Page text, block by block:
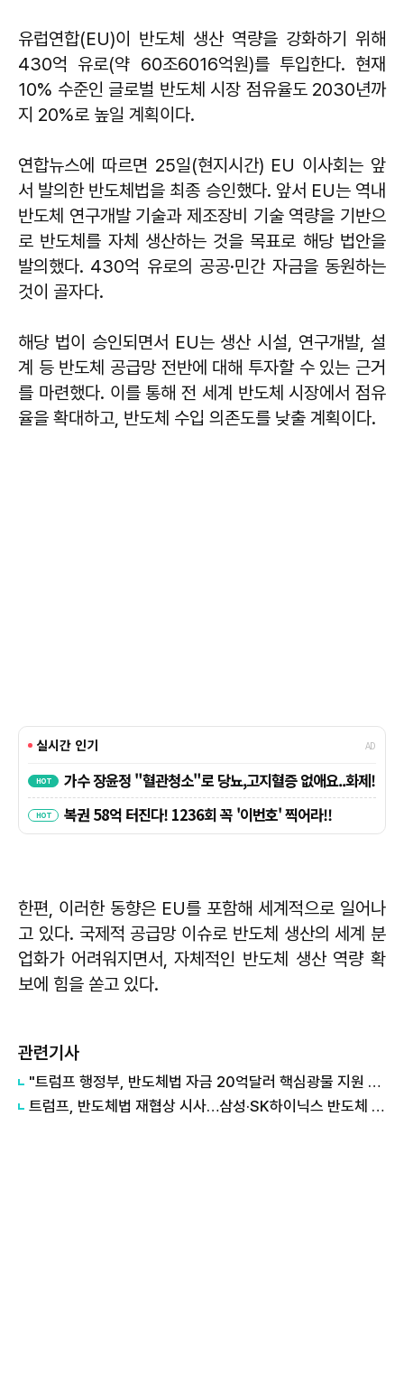
유럽연합(EU)이 반도체 생산 역량을 강화하기 위해
430억 유로(약 60조6016억원)를 투입한다. 현재
10% 수준인 글로벌 반도체 시장 점유율도 2030년까
지 20%로 높일 계획이다.
연합뉴스에 따르면 25일(현지시간) EU 이사회는 앞
서 발의한 반도체법을 최종 승인했다. 앞서 EU는 역내
반도체 연구개발 기술과 제조장비 기술 역량을 기반으
로 반도체를 자체 생산하는 것을 목표로 해당 법안을
발의했다. 430억 유로의 공공·민간 자금을 동원하는
것이 골자다.
해당 법이 승인되면서 EU는 생산 시설, 연구개발, 설
계 등 반도체 공급망 전반에 대해 투자할 수 있는 근거
를 마련했다. 이를 통해 전 세계 반도체 시장에서 점유
율을 확대하고, 반도체 수입 의존도를 낮출 계획이다.
한편, 이러한 동향은 EU를 포함해 세계적으로 일어나
고 있다. 국제적 공급망 이슈로 반도체 생산의 세계 분
업화가 어려워지면서, 자체적인 반도체 생산 역량 확
보에 힘을 쏟고 있다.
관련기사
"트럼프 행정부, 반도체법 자금 20억달러 핵심광물 지원 전용 검토"
트럼프, 반도체법 재협상 시사…삼성·SK하이닉스 반도체 보조금 '먹구름'